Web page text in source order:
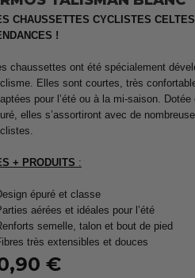
thermiques
Pluie et Sécurité
Trifonctions Enfants
Cuissard TRI
Vestes étanches &
thermiques
Collants zippés
échauffement
Maillots Femme
Maillots Manches
Homme
CHAUSSETTES CYCLISTES
!
chaussettes ont été spécialement
Elles sont courtes, très
pour l’été ou à la mi-saison. Dotée
elles s’assortiront avec de
+ PRODUITS :
épuré et classe
aérées et idéales pour l’été
semelle, talon et bout de pied
très extensibles et douces
€